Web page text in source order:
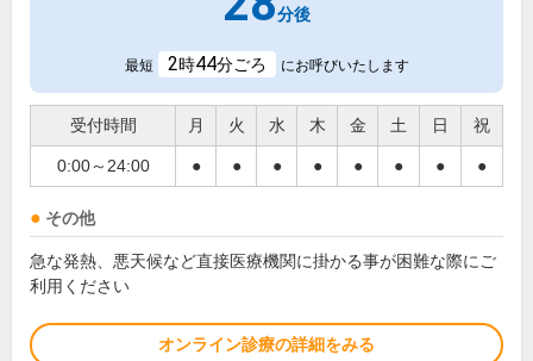
分後
最短 2時44分ごろ にお呼びいたします
受付時間 月 火 水 木 金 土 日 祝
0:00～24:00 ● ● ● ● ● ● ● ●
その他
急な発熱、悪天候など直接医療機関に掛かる事が困難な際にご
利用ください
オンライン診療の詳細をみる